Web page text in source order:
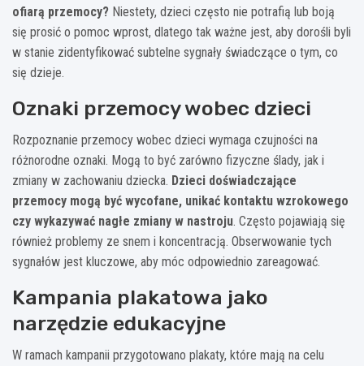
ofiarą przemocy? Niestety, dzieci często nie potrafią lub boją
się prosić o pomoc wprost, dlatego tak ważne jest, aby dorośli byli
w stanie zidentyfikować subtelne sygnały świadczące o tym, co
się dzieje.
Oznaki przemocy wobec dzieci
Rozpoznanie przemocy wobec dzieci wymaga czujności na
różnorodne oznaki. Mogą to być zarówno fizyczne ślady, jak i
zmiany w zachowaniu dziecka. Dzieci doświadczające
przemocy mogą być wycofane, unikać kontaktu wzrokowego
czy wykazywać nagłe zmiany w nastroju. Często pojawiają się
również problemy ze snem i koncentracją. Obserwowanie tych
sygnałów jest kluczowe, aby móc odpowiednio zareagować.
Kampania plakatowa jako
narzędzie edukacyjne
W ramach kampanii przygotowano plakaty, które mają na celu